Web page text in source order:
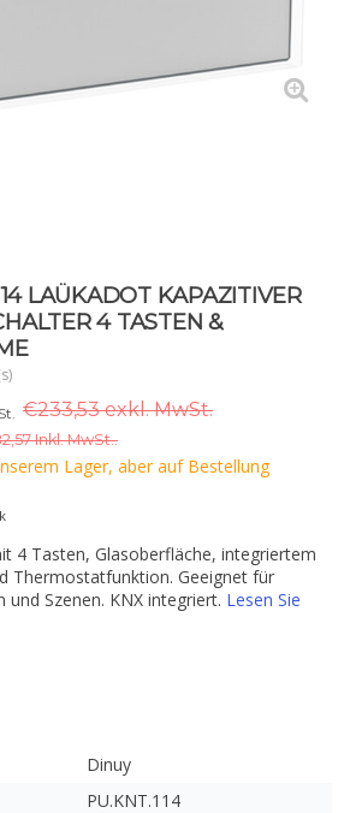
LAÜKADOT KAPAZITIVER
4 TASTEN &
€233,53 exkl. MwSt.
Inkl. MwSt..
Lager, aber auf Bestellung
4 Tasten, Glasoberfläche, integriertem
Thermostatfunktion. Geeignet für
und Szenen. KNX integriert. Lesen Sie
Dinuy
PU.KNT.114